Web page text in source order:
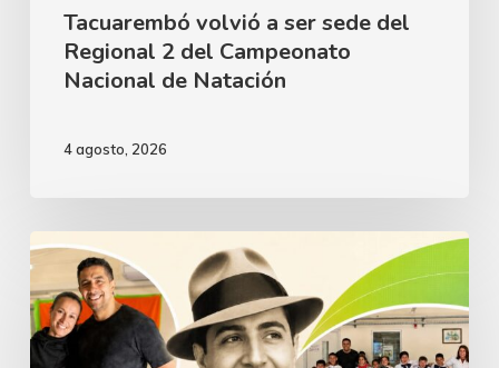
Nacional
Natación
Tacuarembó volvió a ser sede del
Regional 2 del Campeonato
Nacional de Natación
4 agosto, 2026
Agosto
llegó
con
nuevas